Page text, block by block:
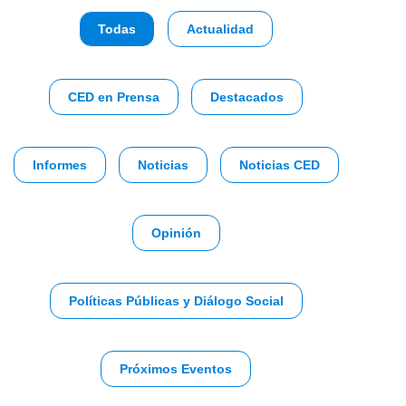
Todas Actualidad
CED en Prensa Destacados
Informes Noticias Noticias CED
Opinión
Políticas Públicas y Diálogo Social
Próximos Eventos